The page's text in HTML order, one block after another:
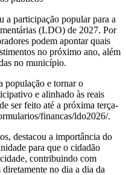
a participação popular para a
(LDO) de 2027. Por
podem apontar quais
no próximo ano, além
no município.
população e tornar o
e alinhado às reais
ser feito até a próxima terça-
financas/ldo2026/.
destacou a importância do
para que o cidadão
contribuindo com
no dia a dia da